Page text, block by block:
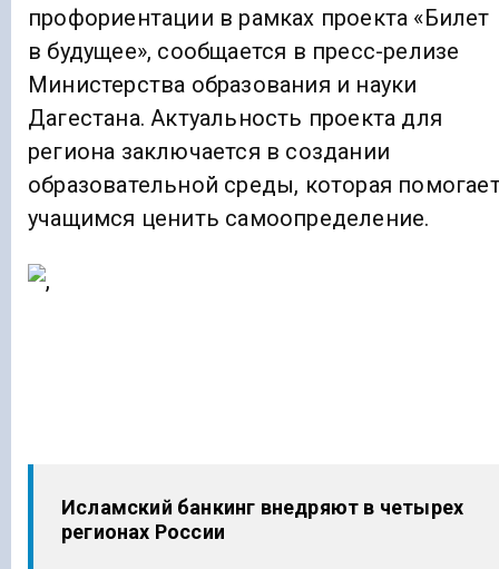
профориентации в рамках проекта «Билет
в будущее», сообщается в пресс-релизе
Министерства образования и науки
Дагестана. Актуальность проекта для
региона заключается в создании
образовательной среды, которая
учащимся ценить самоопределение.
Исламский банкинг внедряют в четырех
регионах России